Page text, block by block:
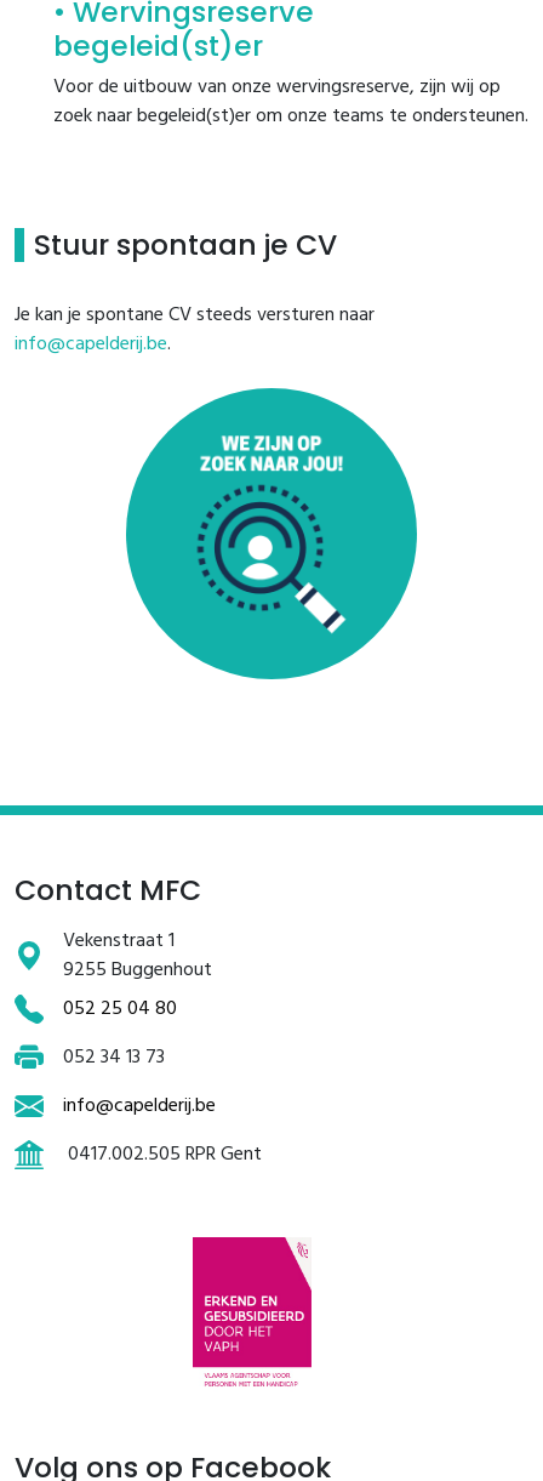
Wervingsreserve
begeleid(st)er
Voor de uitbouw van onze wervingsreserve, zijn wij op
zoek naar begeleid(st)er om onze teams te ondersteunen.
Stuur spontaan je CV
Je kan je spontane CV steeds versturen naar
info@capelderij.be.
Contact MFC
Vekenstraat 1
9255 Buggenhout
052 25 04 80
052 34 13 73
info@capelderij.be
0417.002.505 RPR Gent
Volg ons op Facebook